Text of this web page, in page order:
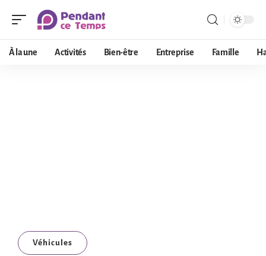
À la une Activités Bien-être Entreprise Famille
Véhicules